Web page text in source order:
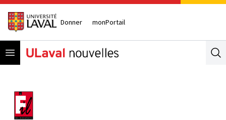
Donner monPortail
Open menu